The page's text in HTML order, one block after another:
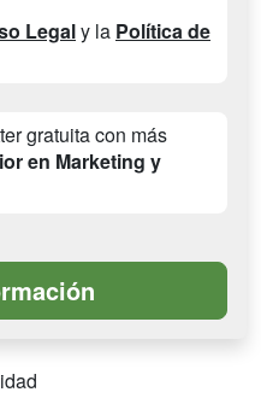
Legaly la Política de
gratuita con más
en Marketing y